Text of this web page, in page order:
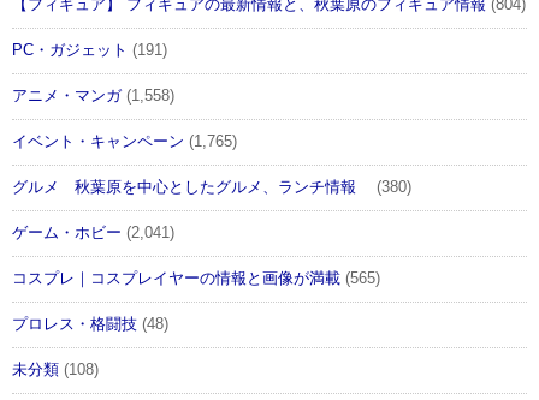
【フィギュア】 フィギュアの最新情報と、秋葉原のフィギュア情報 (804)
PC・ガジェット (191)
アニメ・マンガ(1,558)
イベント・キャンペーン (1,765)
グルメ 秋葉原を中心としたグルメ、ランチ情報 (380)
ゲーム・ホビー (2,041)
コスプレ｜コスプレイヤーの情報と画像が満載 (565)
プロレス・格闘技 (48)
未分類 (108)